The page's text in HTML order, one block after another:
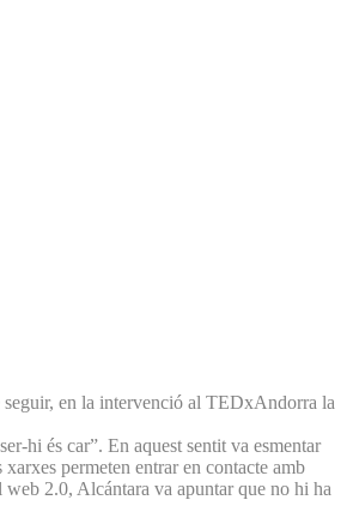
seguir, en la intervenció al TEDxAndorra la
hi és car”. En aquest sentit va esmentar
permeten entrar en contacte amb
web 2.0, Alcántara va apuntar que no hi ha